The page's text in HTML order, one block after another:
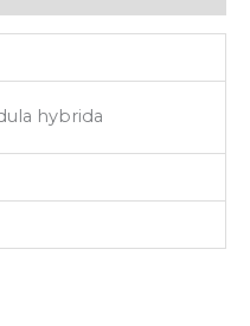
hybrida